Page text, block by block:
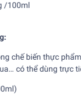
/100ml
chế biến thực
có thể dùng trực